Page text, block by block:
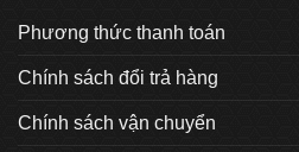
Phương thức thanh toán
Chính sách đổi trả hàng
Chính sách vận chuyển